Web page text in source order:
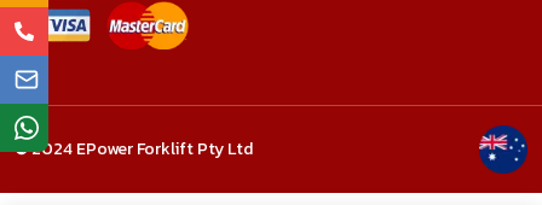
1800-997-167
support@epowerforklift.com.au
電話
© 2024 EPower Forklift Pty Ltd